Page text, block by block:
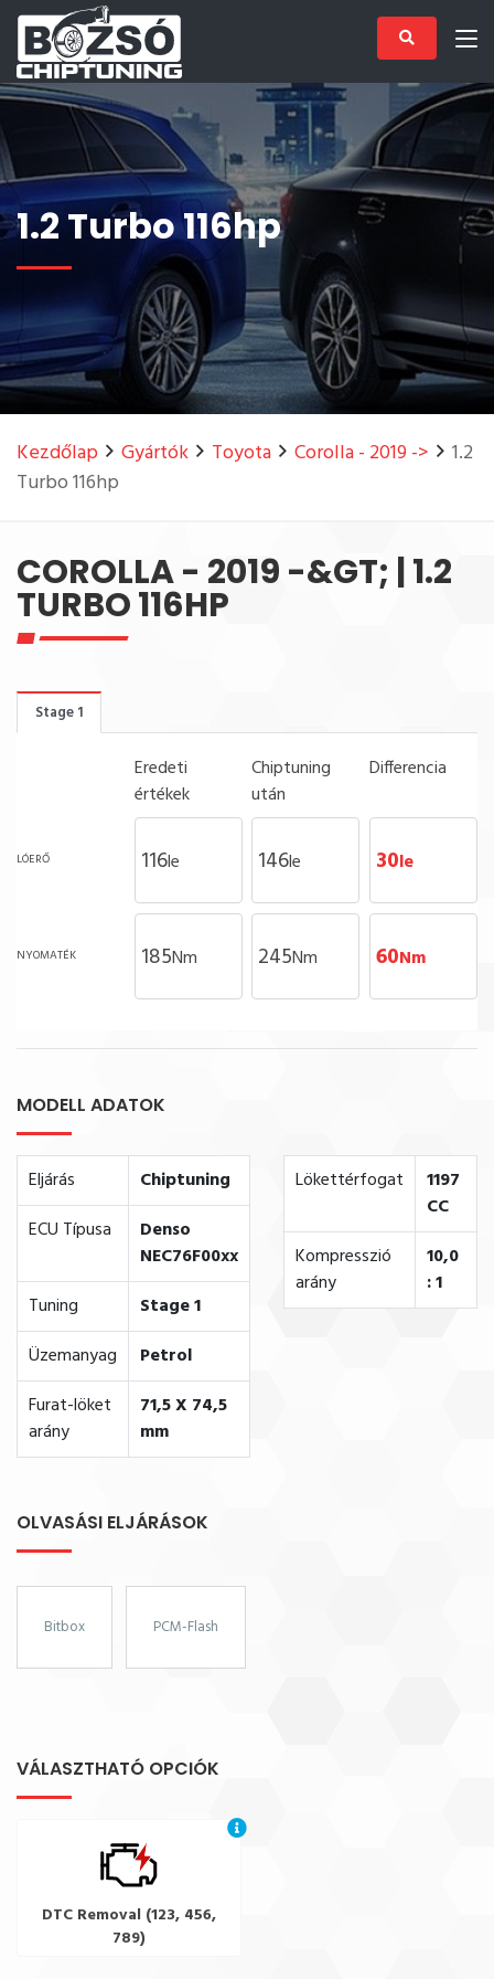
1.2 Turbo 116hp
Kezdőlap Gyártók Toyota Corolla - 2019 ->
1.2
Turbo 116hp
COROLLA - 2019 -&GT; | 1.2
TURBO 116HP
Stage 1
Eredeti
értékek
Chiptuning
után
Differencia
LÓERŐ 116le 146le 30le
NYOMATÉK 185Nm 245Nm 60Nm
MODELL ADATOK
Eljárás
Chiptuning
ECU Típusa
Denso
NEC76F00xx
Tuning
Stage 1
Üzemanyag
Petrol
Furat-löket
arány
71,5 X 74,5
mm
Lökettérfogat
1197
CC
Kompresszió
arány
10,0
: 1
OLVASÁSI ELJÁRÁSOK
Bitbox PCM-Flash
VÁLASZTHATÓ OPCIÓK
DTC Removal (123, 456,
789)